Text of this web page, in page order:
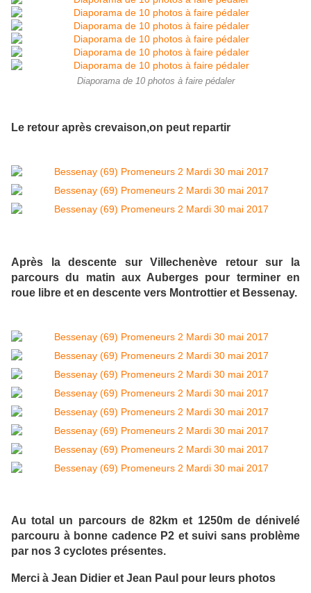
Diaporama de 10 photos à faire pédaler
Le retour après crevaison,on peut repartir
Après la descente sur Villechenève retour sur la
parcours du matin aux Auberges pour terminer en
roue libre et en descente vers Montrottier et Bessenay.
Au total un parcours de 82km et 1250m de dénivelé
parcouru à bonne cadence P2 et suivi sans problème
par nos 3 cyclotes présentes.
Merci à Jean Didier et Jean Paul pour leurs photos